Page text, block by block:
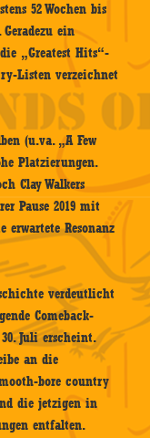
52 Wochen bis
ein
„Greatest Hits“-
Listen verzeichnet
(u.va. „A Few
Platzierungen.
Clay Walkers
Pause 2019 mit
erwartete Resonanz
verdeutlicht
Comeback-
Juli erscheint.
an die
bore country
die jetzigen in
entfalten.